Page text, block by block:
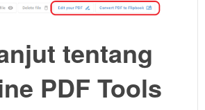
tentang
PDF Tools